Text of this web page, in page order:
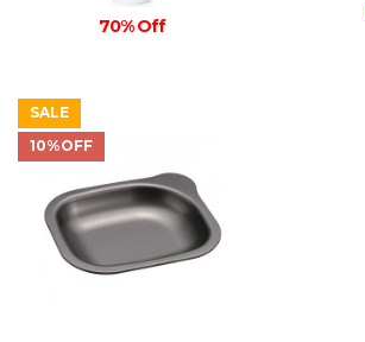
70% Off
SALE
10%OFF